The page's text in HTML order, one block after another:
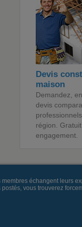
Devis
maison
Demandez,
devis
région.
engagement.
échangent leurs
vous trouverez